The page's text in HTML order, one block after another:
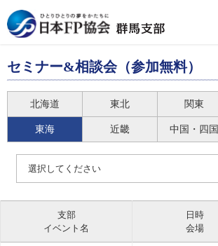
セミナー&相談会（参加無料）
北海道 東北 関東
東海 近畿 中国・四国
選択してください
支部
イベント名
日時
会場